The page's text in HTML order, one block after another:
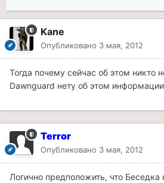
Kane
Опубликовано 3 мая, 2012
Тогда почему сейчас об этом никто
Dawnguard нету об этом
Terror
Опубликовано 3 мая, 2012
Логично предположить, что Беседка